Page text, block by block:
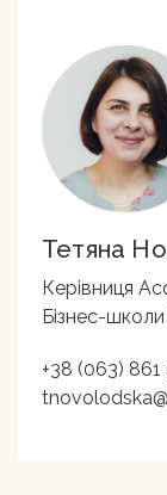
Тетяна
Керівниця
Бізнес-
+38 (063) 861